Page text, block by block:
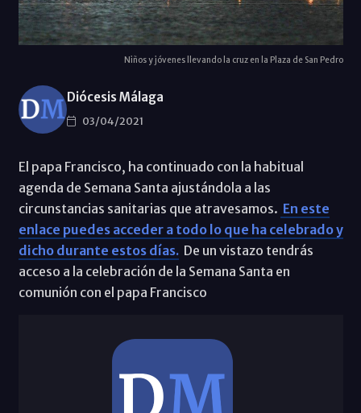
Niños y jóvenes llevando la cruz en la Plaza de San Pedro
Diócesis Málaga
03/04/2021
El papa Francisco, ha continuado con la habitual
agenda de Semana Santa ajustándola a las
circunstancias sanitarias que atravesamos. En este
enlace puedes acceder a todo lo que ha celebrado y
dicho durante estos días.De un vistazo tendrás
acceso a la celebración de la Semana Santa en
comunión con el papa Francisco